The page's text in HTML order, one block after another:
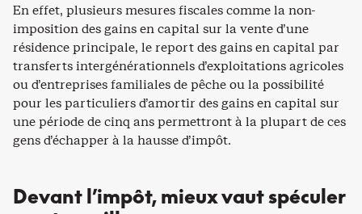
En effet, plusieurs mesures fiscales comme la non-
imposition des gains en capital sur la vente d’une
résidence principale, le report des gains en capital par
transferts intergénérationnels d’exploitations agricoles
ou d’entreprises familiales de pêche ou la possibilité
pour les particuliers d’amortir des gains en capital sur
une période de cinq ans permettront à la plupart de ces
gens d’échapper à la hausse d’impôt.
Devant l’impôt, mieux vaut spéculer